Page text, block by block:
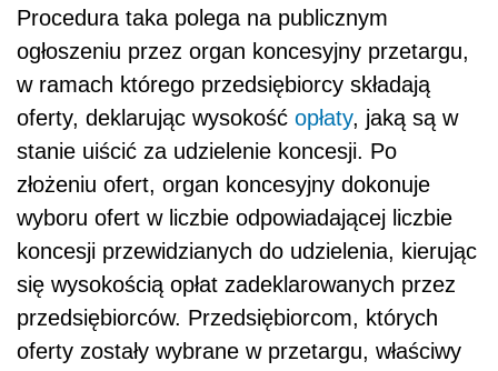
Procedura taka polega na publicznym
ogłoszeniu przez organ koncesyjny przetargu,
w ramach którego przedsiębiorcy składają
oferty, deklarując wysokość opłaty, jaką są w
stanie uiścić za udzielenie koncesji. Po
złożeniu ofert, organ koncesyjny dokonuje
wyboru ofert w liczbie odpowiadającej liczbie
koncesji przewidzianych do udzielenia, kierując
się wysokością opłat zadeklarowanych przez
przedsiębiorców. Przedsiębiorcom, których
oferty zostały wybrane w przetargu, właściwy